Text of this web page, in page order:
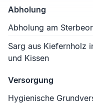
Abholung
Abholung am
Sarg aus Kiefernholz
und Kissen
Versorgung
Hygienische